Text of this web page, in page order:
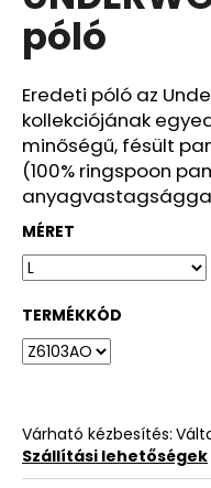
ből
0,0
csillag.
póló
Eredeti póló az
kollekciójának
minőségű, fésült
(100% ringspoon
MÉRET
TERMÉKKÓD
Várható kézbesítés:
Szállítási lehetőségek